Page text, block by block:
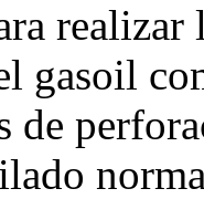
gasoil
de